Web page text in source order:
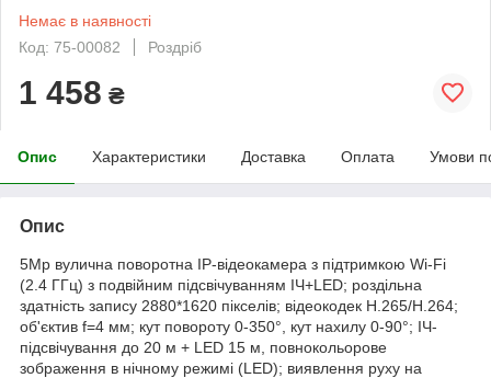
Немає в наявності
Код: 75-00082
Роздріб
1 458 ₴
Опис Характеристики Доставка Оплата Умови
Опис
5Mp вулична поворотна IP-відеокамера з підтримкою Wi-Fi
(2.4 ГГц) з подвійним підсвічуванням ІЧ+LED; роздільна
здатність запису 2880*1620 пікселів; відеокодек H.265/H.264;
об'єктив f=4 мм; кут повороту 0-350°, кут нахилу 0-90°; ІЧ-
підсвічування до 20 м + LED 15 м, повнокольорове
зображення в нічному режимі (LED); виявлення руху на